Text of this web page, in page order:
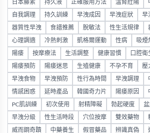
日本藤素 持久液 正確服用方法 溫腎壯陽
自我調理 持久訓練 早洩成因 早洩症狀 早
器質性早洩 食譜推薦 脫敏法 性生活規律
心理調適 冷熱刺激 凱格爾運動 性病 吸煙
陽痿 按摩療法 生活調整 健康習慣 口腔衛
陽痿預防 陽痿迷思 生殖健康 不孕不育 壓
早洩食物 早洩預防 性行為時間 早洩調理
情感困惑 延時產品 韓國奇力片 陽痿原因
PC肌訓練 初次使用 射精障礙 勃起硬度
早洩分級 性生活時段 穴位按摩 雙效藥物
威而鋼奇蹟 中藥養生 假冒藥品 辨識真偽